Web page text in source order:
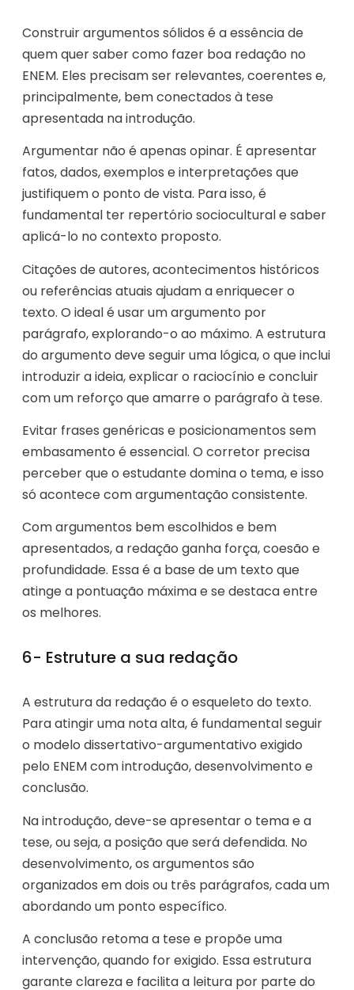
Construir argumentos sólidos é a essência de
quem quer saber como fazer boa redação no
ENEM. Eles precisam ser relevantes, coerentes e,
principalmente, bem conectados à tese
apresentada na introdução.
Argumentar não é apenas opinar. É apresentar
fatos, dados, exemplos e interpretações que
justifiquem o ponto de vista. Para isso, é
fundamental ter repertório sociocultural e saber
aplicá-lo no contexto proposto.
Citações de autores, acontecimentos históricos
ou referências atuais ajudam a enriquecer o
texto. O ideal é usar um argumento por
parágrafo, explorando-o ao máximo. A estrutura
do argumento deve seguir uma lógica, o que inclui
introduzir a ideia, explicar o raciocínio e concluir
com um reforço que amarre o parágrafo à tese.
Evitar frases genéricas e posicionamentos sem
embasamento é essencial. O corretor precisa
perceber que o estudante domina o tema, e isso
só acontece com argumentação consistente.
Com argumentos bem escolhidos e bem
apresentados, a redação ganha força, coesão e
profundidade. Essa é a base de um texto que
atinge a pontuação máxima e se destaca entre
os melhores.
6- Estruture a sua redação
A estrutura da redação é o esqueleto do texto.
Para atingir uma nota alta, é fundamental seguir
o modelo dissertativo-argumentativo exigido
pelo ENEM com introdução, desenvolvimento e
conclusão.
Na introdução, deve-se apresentar o tema e a
tese, ou seja, a posição que será defendida. No
desenvolvimento, os argumentos são
organizados em dois ou três parágrafos, cada um
abordando um ponto específico.
A conclusão retoma a tese e propõe uma
intervenção, quando for exigido. Essa estrutura
garante clareza e facilita a leitura por parte do